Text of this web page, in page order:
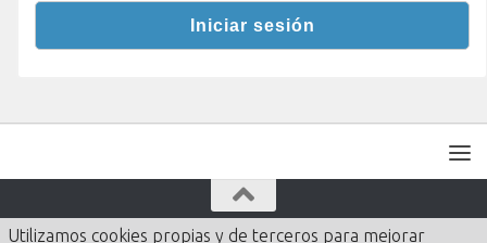
Utilizamos cookies propias y de terceros para mejorar